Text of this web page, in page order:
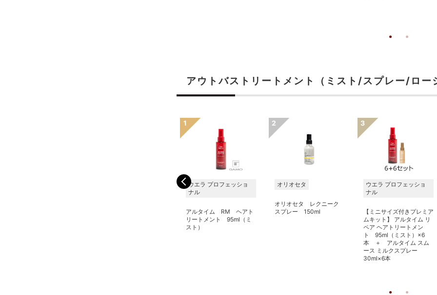
アウトバストリートメント（ミスト/スプレー/ロー
ウエラ プロフェッショ
ナル
アルタイム RM ヘアト
リートメント 95ml（ミ
スト）
オリオセタ
オリオセタ レクニーク
スプレー 150ml
ウエラ プロフェッショ
ナル
【ミニサイズ付きプレミア
ムキット】 アルタイム リ
ペア ヘアトリートメン
ト 95ml（ミスト）×6
本 ＋ アルタイム スム
ース ミルクスプレー
30ml×6本